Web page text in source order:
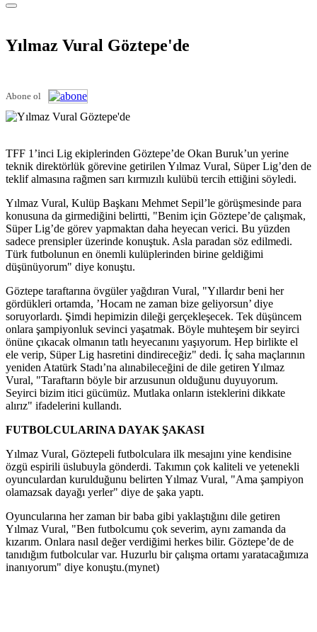
Yılmaz Vural Göztepe'de
Abone ol
TFF 1’inci Lig ekiplerinden Göztepe’de Okan Buruk’un yerine
teknik direktörlük görevine getirilen Yılmaz Vural, Süper Lig’den de
teklif almasına rağmen sarı kırmızılı kulübü tercih ettiğini söyledi.
Yılmaz Vural, Kulüp Başkanı Mehmet Sepil’le görüşmesinde para
konusuna da girmediğini belirtti, "Benim için Göztepe’de çalışmak,
Süper Lig’de görev yapmaktan daha heyecan verici. Bu yüzden
sadece prensipler üzerinde konuştuk. Asla paradan söz edilmedi.
Türk futbolunun en önemli kulüplerinden birine geldiğimi
düşünüyorum" diye konuştu.
Göztepe taraftarına övgüler yağdıran Vural, "Yıllardır beni her
gördükleri ortamda, ’Hocam ne zaman bize geliyorsun’ diye
soruyorlardı. Şimdi hepimizin dileği gerçekleşecek. Tek düşüncem
onlara şampiyonluk sevinci yaşatmak. Böyle muhteşem bir seyirci
önüne çıkacak olmanın tatlı heyecanını yaşıyorum. Hep birlikte el
ele verip, Süper Lig hasretini dindireceğiz" dedi. İç saha maçlarının
yeniden Atatürk Stadı’na alınabileceğini de dile getiren Yılmaz
Vural, "Taraftarın böyle bir arzusunun olduğunu duyuyorum.
Seyirci bizim itici gücümüz. Mutlaka onların isteklerini dikkate
alırız" ifadelerini kullandı.
FUTBOLCULARINA DAYAK ŞAKASI
Yılmaz Vural, Göztepeli futbolculara ilk mesajını yine kendisine
özgü espirili üslubuyla gönderdi. Takımın çok kaliteli ve yetenekli
oyunculardan kurulduğunu belirten Yılmaz Vural, "Ama şampiyon
olamazsak dayağı yerler" diye de şaka yaptı.
Oyuncularına her zaman bir baba gibi yaklaştığını dile getiren
Yılmaz Vural, "Ben futbolcumu çok severim, aynı zamanda da
kızarım. Onlara nasıl değer verdiğimi herkes bilir. Göztepe’de de
tanıdığım futbolcular var. Huzurlu bir çalışma ortamı yaratacağımıza
inanıyorum" diye konuştu.(mynet)